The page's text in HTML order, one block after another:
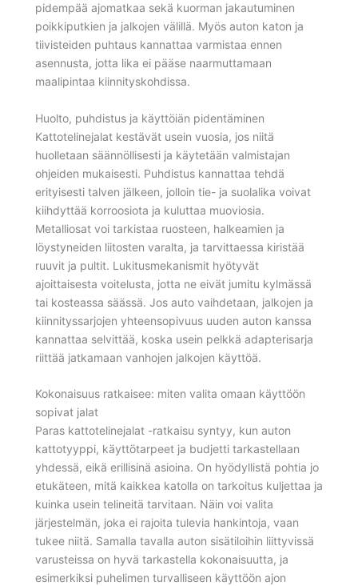
pidempää ajomatkaa sekä kuorman jakautuminen
poikkiputkien ja jalkojen välillä. Myös auton katon ja
tiivisteiden puhtaus kannattaa varmistaa ennen
asennusta, jotta lika ei pääse naarmuttamaan
maalipintaa kiinnityskohdissa.
Huolto, puhdistus ja käyttöiän pidentäminen
Kattotelinejalat kestävät usein vuosia, jos niitä
huolletaan säännöllisesti ja käytetään valmistajan
ohjeiden mukaisesti. Puhdistus kannattaa tehdä
erityisesti talven jälkeen, jolloin tie- ja suolalika voivat
kiihdyttää korroosiota ja kuluttaa muoviosia.
Metalliosat voi tarkistaa ruosteen, halkeamien ja
löystyneiden liitosten varalta, ja tarvittaessa kiristää
ruuvit ja pultit. Lukitusmekanismit hyötyvät
ajoittaisesta voitelusta, jotta ne eivät jumitu kylmässä
tai kosteassa säässä. Jos auto vaihdetaan, jalkojen ja
kiinnityssarjojen yhteensopivuus uuden auton kanssa
kannattaa selvittää, koska usein pelkkä adapterisarja
riittää jatkamaan vanhojen jalkojen käyttöä.
Kokonaisuus ratkaisee: miten valita omaan käyttöön
sopivat jalat
Paras kattotelinejalat -ratkaisu syntyy, kun auton
kattotyyppi, käyttötarpeet ja budjetti tarkastellaan
yhdessä, eikä erillisinä asioina. On hyödyllistä pohtia jo
etukäteen, mitä kaikkea katolla on tarkoitus kuljettaa ja
kuinka usein telineitä tarvitaan. Näin voi valita
järjestelmän, joka ei rajoita tulevia hankintoja, vaan
tukee niitä. Samalla tavalla auton sisätiloihin liittyvissä
varusteissa on hyvä tarkastella kokonaisuutta, ja
esimerkiksi puhelimen turvalliseen käyttöön ajon